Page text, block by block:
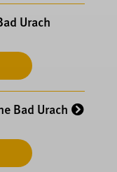
Urach
Bad Urach